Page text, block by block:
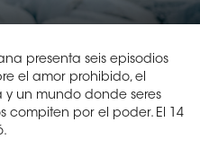
presenta seis episodios
el amor prohibido, el
un mundo donde seres
compiten por el poder. El 14